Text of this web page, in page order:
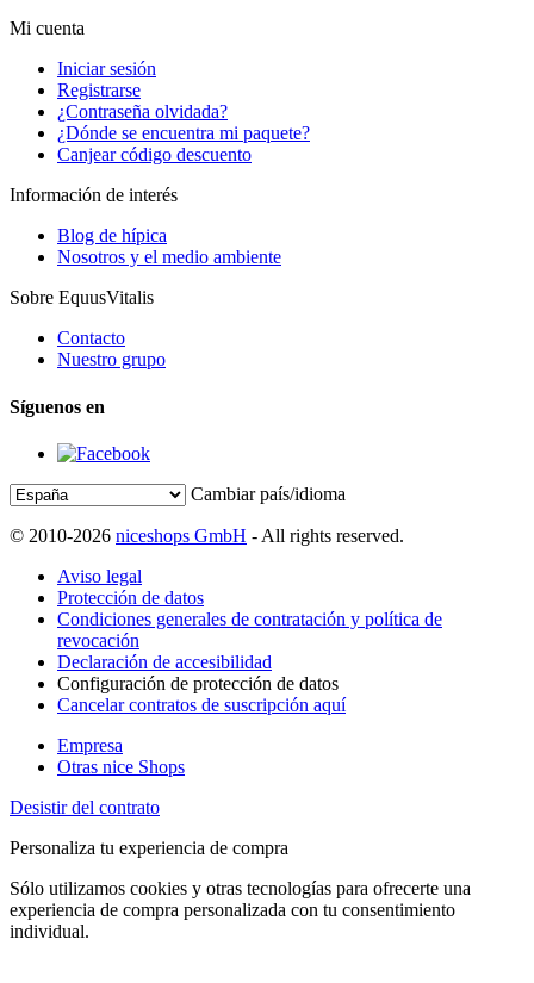
Mi cuenta
Iniciar sesión
Registrarse
¿Contraseña olvidada?
¿Dónde se encuentra mi paquete?
Canjear código descuento
Información de interés
Blog de hípica
Nosotros y el medio ambiente
Sobre EquusVitalis
Contacto
Nuestro grupo
Síguenos en
Cambiar país/idioma
© 2010-2026 niceshops GmbH - All rights reserved.
Aviso legal
Protección de datos
Condiciones generales de contratación y política de
revocación
Declaración de accesibilidad
Configuración de protección de datos
Cancelar contratos de suscripción aquí
Empresa
Otras nice Shops
Desistir del contrato
Personaliza tu experiencia de compra
Sólo utilizamos cookies y otras tecnologías para ofrecerte una
experiencia de compra personalizada con tu consentimiento
individual.